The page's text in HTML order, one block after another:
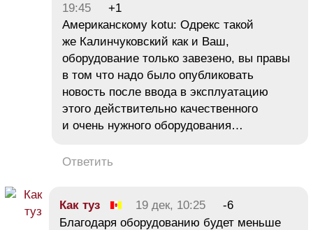
19:45
+1
Американскому kotu: Одрекс такой
же Калинчуковский как и Ваш,
оборудование только завезено, вы правы
в том что надо было опубликовать
новость после ввода в эксплуатацию
этого действительно качественного
и очень нужного оборудования…
Ответить
Как туз 19 дек, 10:25
-6
Благодаря оборудованию будет меньше